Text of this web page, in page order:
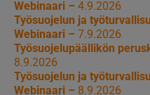
Webinaari – 4.9.2026
Työsuojelun ja
Webinaari – 7.9.2026
Työsuojelupäällikön
8.9.2026
Työsuojelun ja
Webinaari – 8.9.2026